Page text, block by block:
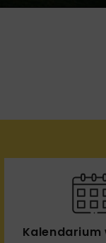
Kalendarium